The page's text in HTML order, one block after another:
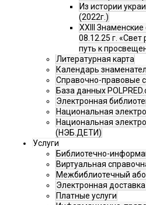
Из истории
(2022г.)
XXIII
08.12.25 г.
путь к
Литературная карта
Календарь
Справочно-правовые
База данных
Электронная
Национальная
Национальная
(НЭБ.ДЕТИ)
Услуги
Библиотечно-
Виртуальная
Межбиблиотечный
Электронная
Платные услуги